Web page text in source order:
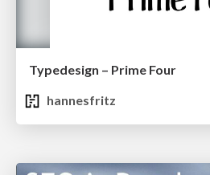
Typedesign – Prime Four
hannesfritz